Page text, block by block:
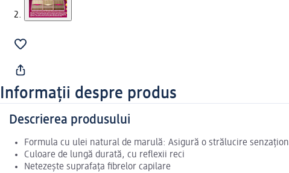
Informații despre produs
Descrierea produsului
Formula cu ulei natural de marulă: Asigură o strălucire
Culoare de lungă durată, cu reflexii reci
Netezește suprafața fibrelor capilare